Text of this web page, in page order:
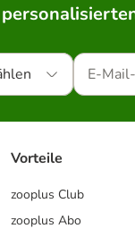
Vorteile
zooplus Club
zooplus Abo